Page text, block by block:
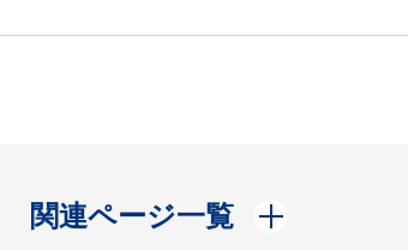
関連ページ一覧
開く